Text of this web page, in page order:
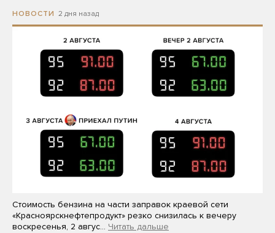
НОВОСТИ 2 дня назад
Стоимость бензина на части заправок краевой сети
«Красноярскнефтепродукт» резко снизилась к вечеру
воскресенья, 2 авгус… Читать дальше